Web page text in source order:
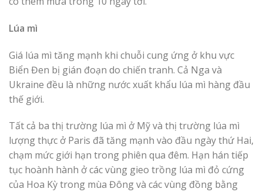
Lúa mì
Giá lúa mì tăng mạnh khi chuỗi cung ứng ở khu vực
Biển Đen bị gián đoạn do chiến tranh. Cả Nga và
Ukraine đều là những nước xuất khẩu lúa mì hàng đầu
thế giới.
Tất cả ba thị trường lúa mì ở Mỹ và thị trường lúa mì
lượng thực ở Paris đã tăng mạnh vào đầu ngày thứ Hai,
chạm mức giới hạn trong phiên qua đêm. Hạn hán tiếp
tục hoành hành ở các vùng gieo trồng lúa mì đỏ cứng
của Hoa Kỳ trong mùa Đông và các vùng đồng bằng